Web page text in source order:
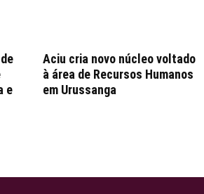
e
Aciu cria novo núcleo voltado
à área de Recursos Humanos
em Urussanga